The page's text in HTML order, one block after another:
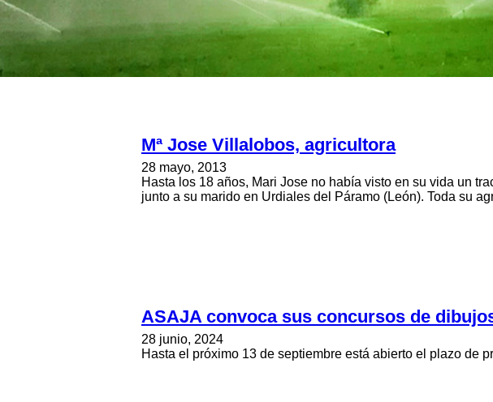
Mª Jose Villalobos, agricultora
28 mayo, 2013
Hasta los 18 años, Mari Jose no había visto en su vida un
junto a su marido en Urdiales del Páramo (León). Toda su
ASAJA convoca sus concursos de
28 junio, 2024
Hasta el próximo 13 de septiembre está abierto el plazo de